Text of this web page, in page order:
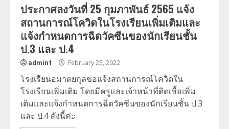
ประกาศลงวันที่ 25 กุมภาพันธ์ 2565 แจ้ง
สถานการณ์โควิดในโรงเรียนเพิ่มเติมและ
แจ้งกำหนดการฉีดวัคซีนของนักเรียนชั้น
ป.3 และ ป.4
admin1 February 25, 2022
โรงเรียนอมาตยกุลขอแจ้งสถานการณ์โควิดใน
โรงเรียนเพิ่มเติม โดยมีครูและเจ้าหน้าที่ติดเชื้อเพิ่ม
เติมและแจ้งกำหนดการฉีดวัคซีนของนักเรียนชั้น ป.3
และ ป.4 ดังนี้ค่ะ